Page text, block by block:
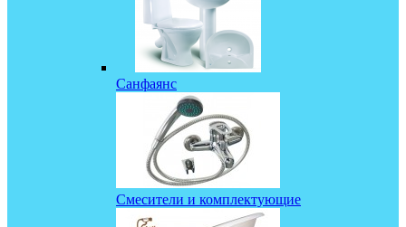
Санфаянс
Смесители и комплектующие